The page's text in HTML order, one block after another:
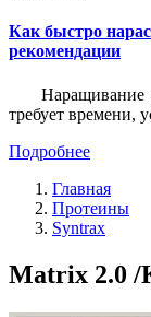
Как быстро
рекомендации
требует времени,
Подробнее
Главная
Протеины
Syntrax
Matrix 2.0 /